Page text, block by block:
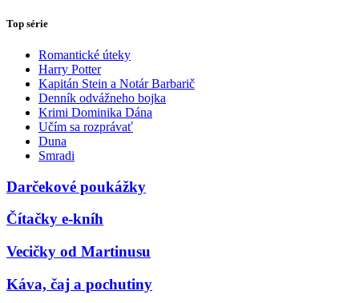
Top série
Romantické úteky
Harry Potter
Kapitán Stein a Notár Barbarič
Denník odvážneho bojka
Krimi Dominika Dána
Učím sa rozprávať
Duna
Smradi
Darčekové poukážky
Čítačky e-kníh
Vecičky od Martinusu
Káva, čaj a pochutiny